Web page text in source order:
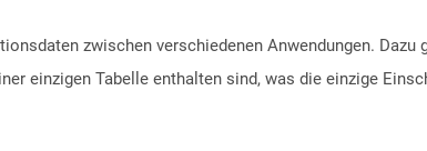
zwischen verschiedenen Anwendungen. Dazu
einzigen Tabelle enthalten sind, was die einzige